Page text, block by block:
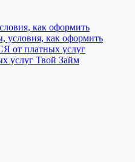
как оформить
условия, как оформить
от платных услуг
услуг Твой Займ